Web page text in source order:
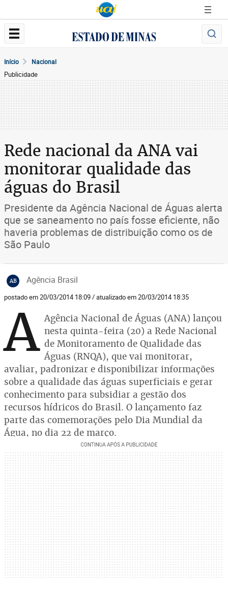
Início Nacional
Publicidade
Rede nacional da ANA vai
monitorar qualidade das
águas do Brasil
Presidente da Agência Nacional de Águas alerta
que se saneamento no país fosse eficiente, não
haveria problemas de distribuição como os de
São Paulo
AB Agência Brasil
postado em 20/03/2014 18:09 / atualizado em 20/03/2014 18:35
A Agência Nacional de Águas (ANA) lançou
nesta quinta-feira (20) a Rede Nacional
de Monitoramento de Qualidade das
Águas (RNQA), que vai monitorar,
avaliar, padronizar e disponibilizar informações
sobre a qualidade das águas superficiais e gerar
conhecimento para subsidiar a gestão dos
recursos hídricos do Brasil. O lançamento faz
parte das comemorações pelo Dia Mundial da
Água, no dia 22 de março.